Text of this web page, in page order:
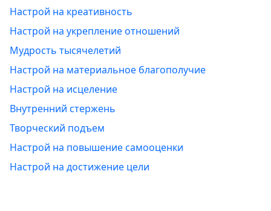
Настрой на креативность
Настрой на укрепление отношений
Мудрость тысячелетий
Настрой на материальное благополучие
Настрой на исцеление
Внутренний стержень
Творческий подъем
Настрой на повышение самооценки
Настрой на достижение цели